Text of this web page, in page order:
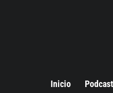
Inicio Podcast